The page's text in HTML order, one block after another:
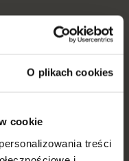
O plikach cookies
cookie
treści